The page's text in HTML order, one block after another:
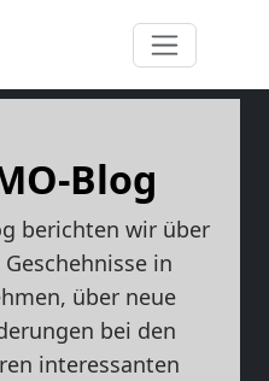
Blog
berichten wir über
in
über neue
bei den
interessanten